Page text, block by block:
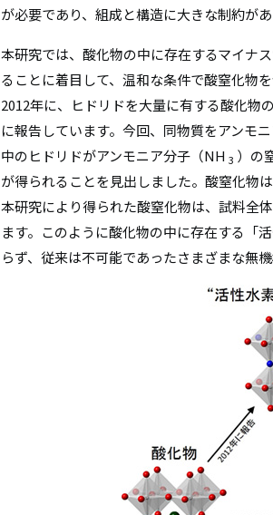
が必要であり、組成と構造に大きな制約が
本研究では、酸化物の中に存在するマイナ
ることに着目して、温和な条件で酸窒化物
2012年に、ヒドリドを大量に有する酸化物
に報告しています。今回、同物質をアンモ
中のヒドリドがアンモニア分子（NH 3 ）の
が得られることを見出しました。酸窒化物
本研究により得られた酸窒化物は、試料全
ます。このように酸化物の中に存在する「
らず、従来は不可能であったさまざまな無